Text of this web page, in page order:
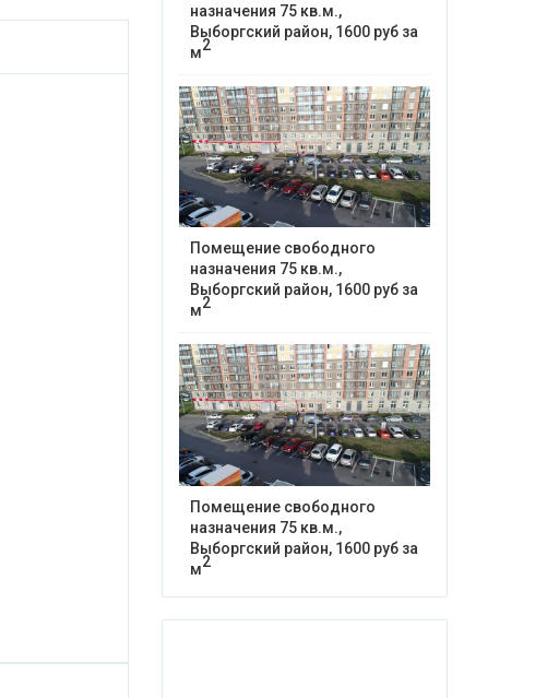
назначения 75 кв.м.,
Выборгский район, 1600 руб за
м2
Помещение свободного
назначения 75 кв.м.,
Выборгский район, 1600 руб за
м2
Помещение свободного
назначения 75 кв.м.,
Выборгский район, 1600 руб за
м2